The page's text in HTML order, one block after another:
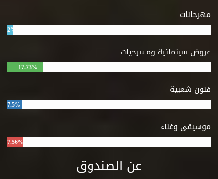
مهرجانات
2%
عروض سينمائية ومسرحيات
17.73%
فنون شعبية
7.5%
موسيقى وغناء
7.56%
عن الصندوق